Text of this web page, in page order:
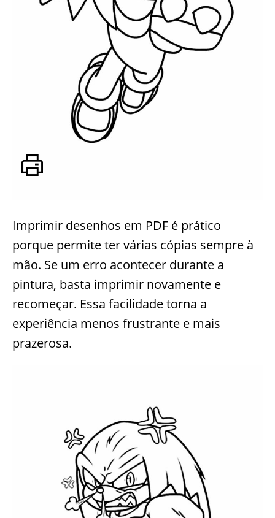
Imprimir desenhos em PDF é prático
porque permite ter várias cópias sempre à
mão. Se um erro acontecer durante a
pintura, basta imprimir novamente e
recomeçar. Essa facilidade torna a
experiência menos frustrante e mais
prazerosa.